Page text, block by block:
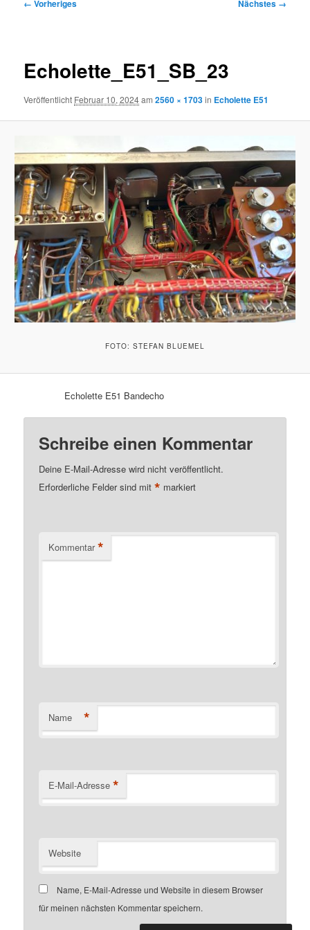
← Vorheriges Nächstes →
Echolette_E51_SB_23
Veröffentlicht Februar 10, 2024am2560 × 1703in Echolette E51
FOTO: STEFAN BLUEMEL
Echolette E51 Bandecho
Schreibe einen Kommentar
Deine E-Mail-Adresse wird nicht veröffentlicht.
Erforderliche Felder sind mit* markiert
Kommentar *
Name *
E-Mail-Adresse *
Website
Name, E-Mail-Adresse und Website in diesem Browser
für meinen nächsten Kommentar speichern.